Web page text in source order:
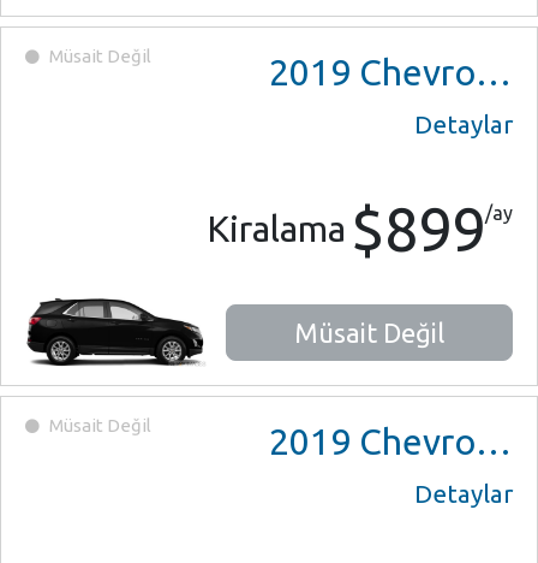
Müsait Değil 2019 Chevrolet Equinox
Detaylar
Kiralama $899/ay
Müsait Değil
Müsait Değil 2019 Chevrolet Tahoe
Detaylar